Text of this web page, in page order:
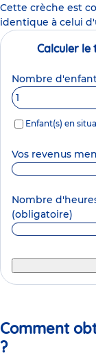
Cette crèche est
identique à celui
Calculer le
Nombre
1
Enfant(s) en
Vos revenus
Nombre
(obligatoire)
Comment
?